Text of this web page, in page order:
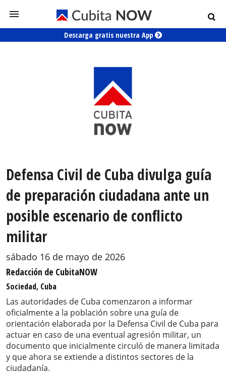
Descarga gratis nuestra App
Defensa Civil de Cuba divulga guía
de preparación ciudadana ante un
posible escenario de conflicto
militar
sábado 16 de mayo de 2026
Redacción de CubitaNOW
Sociedad, Cuba
Las autoridades de Cuba comenzaron a informar
oficialmente a la población sobre una guía de
orientación elaborada por la Defensa Civil de Cuba para
actuar en caso de una eventual agresión militar, un
documento que inicialmente circuló de manera limitada
y que ahora se extiende a distintos sectores de la
ciudadanía.